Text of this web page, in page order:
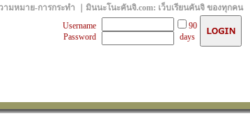
มหมาย-การกระทำ ｜มินนะโนะคันจิ.com: เว็บเรียนคันจิ ของทุกคน
Username
Password
90
days